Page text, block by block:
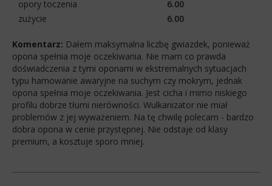
opory toczenia
6.00
zużycie
6.00
Komentarz: Dałem maksymalna liczbę gwiazdek, ponieważ
opona spełnia moje oczekiwania. Nie mam co prawda
doświadczenia z tymi oponami w ekstremalnych sytuacjach
typu hamowanie awaryjne na suchym czy mokrym, jednak
opona spełnia moje oczekiwania. Jest cicha i mimo niskiego
profilu dobrze tłumi nierówności. Wulkanizator nie miał
problemów z jej wyważeniem. Na tę chwilę polecam - bardzo
dobra opona w cenie przystępnej. Nie odstaje od klasy
premium, a kosztuje sporo mniej.